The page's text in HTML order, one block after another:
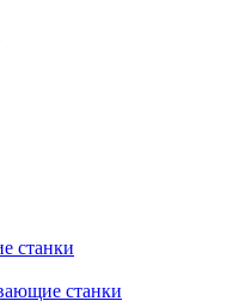
станки
станки